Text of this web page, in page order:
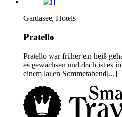
Gardasee, Hotels
Pratello
Pratello war früher ein heiß
es gewachsen und doch ist es
einem lauen Sommerabend[...]